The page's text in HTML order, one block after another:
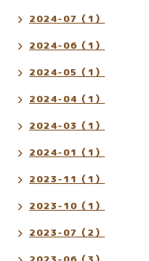
2024-07（1）
2024-06（1）
2024-05（1）
2024-04（1）
2024-03（1）
2024-01（1）
2023-11（1）
2023-10（1）
2023-07（2）